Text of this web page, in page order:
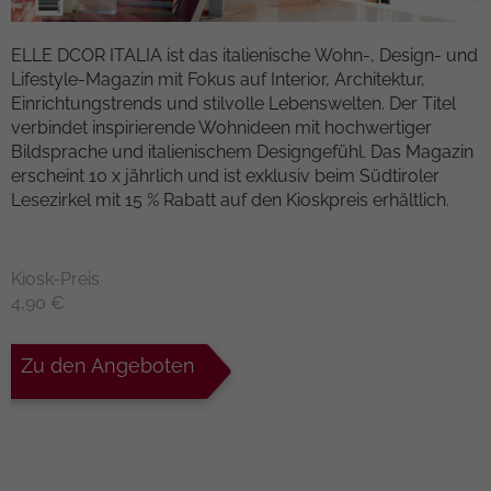
ELLE DCOR ITALIA ist das italienische Wohn-, Design- und
Lifestyle-Magazin mit Fokus auf Interior, Architektur,
Einrichtungstrends und stilvolle Lebenswelten. Der Titel
verbindet inspirierende Wohnideen mit hochwertiger
Bildsprache und italienischem Designgefühl. Das Magazin
erscheint 10 x jährlich und ist exklusiv beim Südtiroler
Lesezirkel mit 15 % Rabatt auf den Kioskpreis erhältlich.
Kiosk-Preis
4,90 €
Zu den Angeboten
Laufzeit 1 Woche
Zweck
Dieses Cookie ist ein Standard-Session-
Cookie von TYPO3. Es speichert im Falle
eines Benutzer-Logins die Session-ID. So
kann der eingeloggte Benutzer
Name cookie_optin
Zweck
Kampagnendaten zu berechnen und die
Nutzung der Website für den
Analysebericht der Website zu verfolgen.
Die Cookies speichern Informationen
anonym und weisen eine randoly
generierte Nummer zu, um eindeutige
Besucher zu identifizieren.
Anbieter
Dieses Cookie wird von Google Analytics
installiert. Das Cookie wird verwendet,